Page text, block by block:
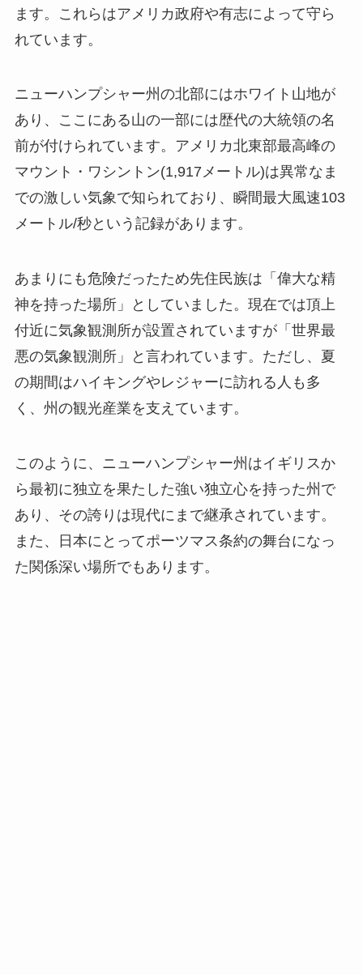
ます。これらはアメリカ政府や有志によって守ら
れています。
ニューハンプシャー州の北部にはホワイト山地が
あり、ここにある山の一部には歴代の大統領の名
前が付けられています。アメリカ北東部最高峰の
マウント・ワシントン(1,917メートル)は異常なま
での激しい気象で知られており、瞬間最大風速103
メートル/秒という記録があります。
あまりにも危険だったため先住民族は「偉大な精
神を持った場所」としていました。現在では頂上
付近に気象観測所が設置されていますが「世界最
悪の気象観測所」と言われています。ただし、夏
の期間はハイキングやレジャーに訪れる人も多
く、州の観光産業を支えています。
このように、ニューハンプシャー州はイギリスか
ら最初に独立を果たした強い独立心を持った州で
あり、その誇りは現代にまで継承されています。
また、日本にとってポーツマス条約の舞台になっ
た関係深い場所でもあります。